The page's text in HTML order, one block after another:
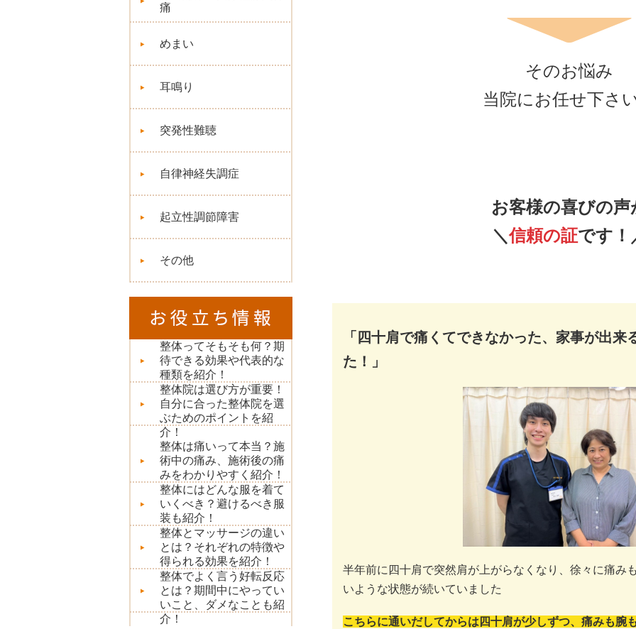
痛
めまい
耳鳴り
突発性難聴
自律神経失調症
起立性調節障害
その他
整体ってそもそも何？期
待できる効果や代表的な
種類を紹介！
整体院は選び方が重要！
自分に合った整体院を選
ぶためのポイントを紹
介！
整体は痛いって本当？施
術中の痛み、施術後の痛
みをわかりやすく紹介！
整体にはどんな服を着て
いくべき？避けるべき服
装も紹介！
整体とマッサージの違い
とは？それぞれの特徴や
得られる効果を紹介！
整体でよく言う好転反応
とは？期間中にやってい
いこと、ダメなことも紹
介！
そのお悩み
当院にお任せ下さ
お客様の喜びの声
＼信頼の証です！
「四十肩で痛くてできなかった、家事が出来
た！」
半年前に四十肩で突然肩が上がらなくなり、徐々に痛み
いような状態が続いていました
こちらに通いだしてからは四十肩が少しずつ、痛みも腕